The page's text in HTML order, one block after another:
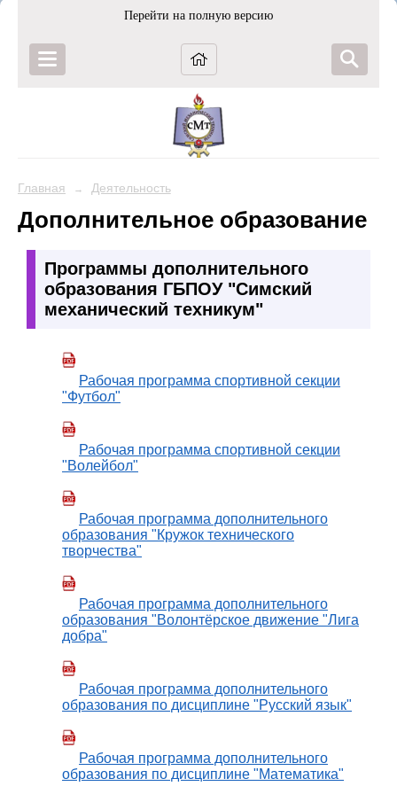
Перейти на полную версию
Главная → Деятельность
Дополнительное образование
Программы дополнительного
образования ГБПОУ "Симский
механический техникум"
Рабочая программа спортивной секции
"Футбол"
Рабочая программа спортивной секции
"Волейбол"
Рабочая программа дополнительного
образования "Кружок технического
творчества"
Рабочая программа дополнительного
образования "Волонтёрское движение "Лига
добра"
Рабочая программа дополнительного
образования по дисциплине "Русский язык"
Рабочая программа дополнительного
образования по дисциплине "Математика"